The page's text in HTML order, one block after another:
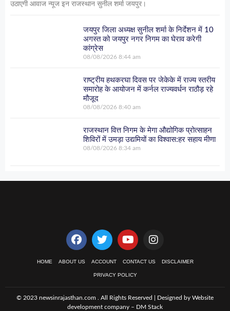
उठाएगी आवाज न्यूज इन राजस्थान सुनील शर्मा जयपुर।
जयपुर जिला अध्यक्ष सुनील शर्मा के निर्देशन में 10
अगस्त को जयपुर नगर निगम का घेराव करेगी
कांग्रेस
08/08/20268:44 am
राष्ट्रीय हथकरघा दिवस पर जेकेके में राज्य स्तरीय
समारोह के आयोजन में कर्नल राज्यवर्धन राठौड़ रहे
मौजूद
08/08/20268:40 am
राजस्थान वित्त निगम के मेगा औद्योगिक प्रोत्साहन
शिविरों में उमड़ा उद्यमियों का विश्वास:हर सहाय मीणा
08/08/20268:34 am
HOME ABOUT US ACCOUNT CONTACT US DISCLAIMER
PRIVACY POLICY
© 2023 newsinrajasthan.com . All Rights Reserved | Designed by Website
development company – DM Stack